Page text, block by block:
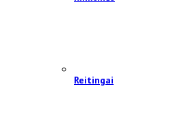
Reitingai